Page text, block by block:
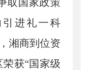
引进礼一科
湘商到位资
获“国家级